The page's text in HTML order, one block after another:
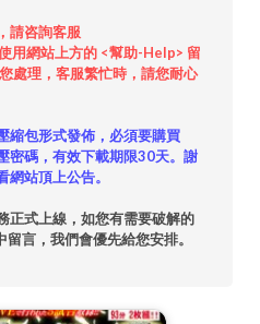
請咨詢客服
用網站上方的 <幫助-Help> 留
處理，客服繁忙時，請您耐心
縮包形式發佈，必須要購買
密碼，有效下載期限30天。謝
站頂上公告。
正式上線，如您有需要破解的
言，我們會優先給您安排。